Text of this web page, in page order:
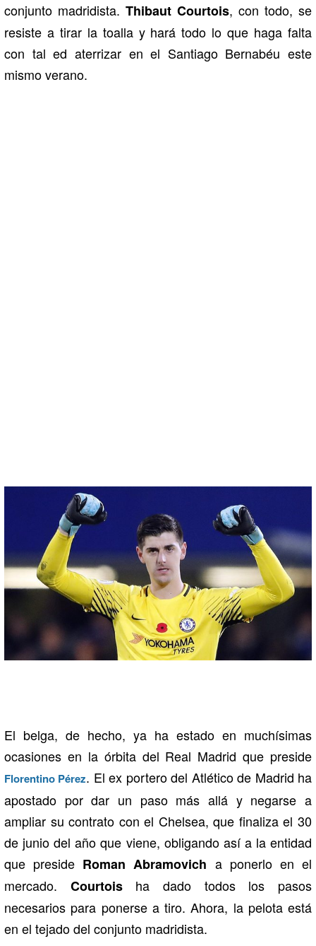
conjunto madridista. Thibaut Courtois, con todo, se
resiste a tirar la toalla y hará todo lo que haga falta
con tal ed aterrizar en el Santiago Bernabéu este
mismo verano.
El belga, de hecho, ya ha estado en muchísimas
ocasiones en la órbita del Real Madrid que preside
Florentino Pérez. El ex portero del Atlético de Madrid ha
apostado por dar un paso más allá y negarse a
ampliar su contrato con el Chelsea, que finaliza el 30
de junio del año que viene, obligando así a la entidad
que preside Roman Abramovich a ponerlo en el
mercado. Courtoisha dado todos los pasos
necesarios para ponerse a tiro. Ahora, la pelota está
en el tejado del conjunto madridista.